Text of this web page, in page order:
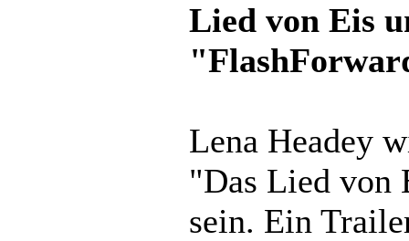
Lied von Eis
Lena Headey
"Das Lied von
sein. Ein